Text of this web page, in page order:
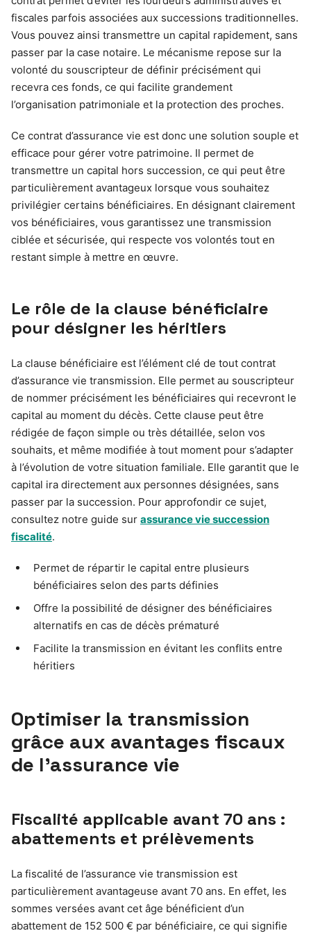
fiscales parfois associées aux successions traditionnelles.
Vous pouvez ainsi transmettre un capital rapidement, sans
passer par la case notaire. Le mécanisme repose sur la
volonté du souscripteur de définir précisément qui
recevra ces fonds, ce qui facilite grandement
l’organisation patrimoniale et la protection des proches.
Ce contrat d’assurance vie est donc une solution souple et
efficace pour gérer votre patrimoine. Il permet de
transmettre un capital hors succession, ce qui peut être
particulièrement avantageux lorsque vous souhaitez
privilégier certains bénéficiaires. En désignant clairement
vos bénéficiaires, vous garantissez une transmission
ciblée et sécurisée, qui respecte vos volontés tout en
restant simple à mettre en œuvre.
Le rôle de la clause bénéficiaire
pour désigner les héritiers
La clause bénéficiaire est l’élément clé de tout contrat
d’assurance vie transmission. Elle permet au souscripteur
de nommer précisément les bénéficiaires qui recevront le
capital au moment du décès. Cette clause peut être
rédigée de façon simple ou très détaillée, selon vos
souhaits, et même modifiée à tout moment pour s’adapter
à l’évolution de votre situation familiale. Elle garantit que le
capital ira directement aux personnes désignées, sans
passer par la succession. Pour approfondir ce sujet,
consultez notre guide sur assurance vie succession
fiscalité.
Permet de répartir le capital entre plusieurs
bénéficiaires selon des parts définies
Offre la possibilité de désigner des bénéficiaires
alternatifs en cas de décès prématuré
Facilite la transmission en évitant les conflits entre
héritiers
Optimiser la transmission
grâce aux avantages fiscaux
de l’assurance vie
Fiscalité applicable avant 70 ans :
abattements et prélèvements
La fiscalité de l’assurance vie transmission est
particulièrement avantageuse avant 70 ans. En effet, les
sommes versées avant cet âge bénéficient d’un
abattement de 152 500 € par bénéficiaire, ce qui signifie